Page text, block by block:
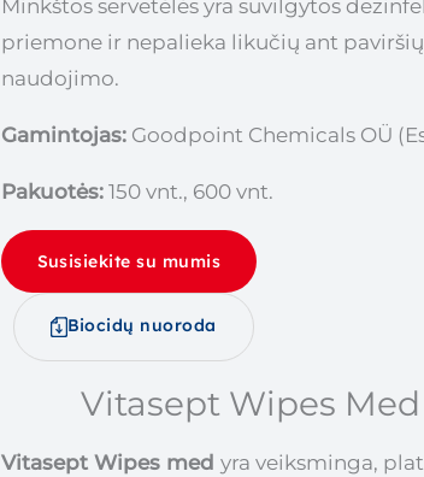
Minkštos servetėlės ​​yra suvilgytos
priemone ir nepalieka likučių ant
naudojimo.
Gamintojas:Goodpoint Chemicals OÜ
Pakuotės:150 vnt., 600 vnt.
Susisiekite su mumis
Biocidų nuoroda
Vitasept Wipes Med
Vitasept Wipes med yra veiksminga,